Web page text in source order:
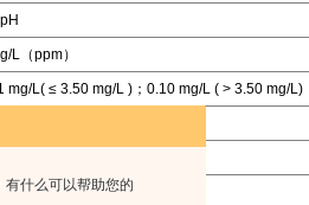
有什么可以帮助您的
L（ppm）
mg/L( ≤ 3.50 mg/L )；0.10 mg/L ( > 3.50 mg/L)
@ 25°C